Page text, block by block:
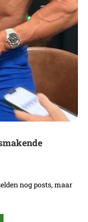
nog posts, maar